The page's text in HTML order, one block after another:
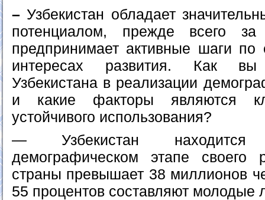
– Узбекистан обладает
потенциалом, прежде всего
предпринимает активные шаги по
интересах развития. Как
Узбекистана в реализации
и какие факторы являются
устойчивого использования?
— Узбекистан
демографическом этапе своего
страны превышает 38 миллионов
55 процентов составляют молодые